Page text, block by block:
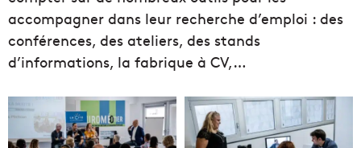
accompagner dans leur recherche d’emploi : des
conférences, des ateliers, des stands
d’informations, la fabrique à CV,…